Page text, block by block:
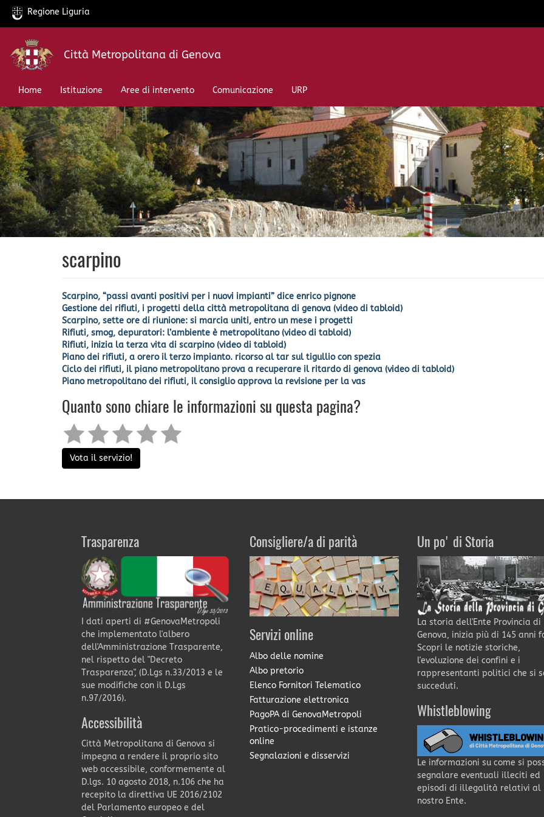
Salta
contenuto
Regione Liguria
Città Metropolitana di Genova
Home
Istituzione Aree di intervento Comunicazione URP
scarpino
Scarpino, “passi avanti positivi per i nuovi impianti” dice enrico pignone
Gestione dei rifiuti, i progetti della città metropolitana di genova (video di tabloid)
Scarpino, sette ore di riunione: si marcia uniti, entro un mese i progetti
Rifiuti, smog, depuratori: l’ambiente è metropolitano (video di tabloid)
Rifiuti, inizia la terza vita di scarpino (video di tabloid)
Piano dei rifiuti, a orero il terzo impianto. ricorso al tar sul tigullio con spezia
Ciclo dei rifiuti, il piano metropolitano prova a recuperare il ritardo di genova (video di tabloid)
Piano metropolitano dei rifiuti, il consiglio approva la revisione per la vas
Quanto sono chiare le informazioni su questa pagina?
Vota il servizio!
Trasparenza
I dati aperti di #GenovaMetropoli
che implementato l'albero
dell'Amministrazione Trasparente,
nel rispetto del "Decreto
Trasparenza", (D.Lgs n.33/2013 e le
sue modifiche con il D.Lgs
n.97/2016).
Accessibilità
Città Metropolitana di Genova si
impegna a rendere il proprio sito
web accessibile, conformemente al
D.lgs. 10 agosto 2018, n.106 che ha
recepito la direttiva UE 2016/2102
del Parlamento europeo e del
Consigliere/a di parità
Servizi online
Albo delle nomine
Albo pretorio
Elenco Fornitori Telematico
Fatturazione elettronica
PagoPA di GenovaMetropoli
Pratico-procedimenti e istanze
online
Segnalazioni e disservizi
Un po' di Storia
La storia dell'Ente Provincia di
Genova, inizia più di 145 anni
Scopri le notizie storiche,
l'evoluzione dei confini e i
rappresentanti politici che si
succeduti.
Whistleblowing
Le informazioni su come si
segnalare eventuali illeciti ed
episodi di illegalità relativi al
nostro Ente.